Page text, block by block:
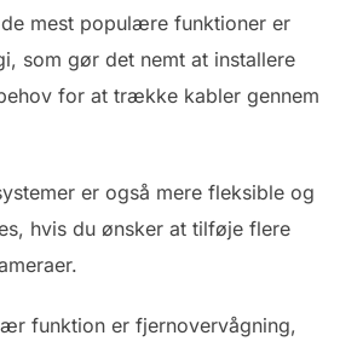
mest populære funktioner er
som gør det nemt at installere
for at trække kabler gennem
er også mere fleksible og
hvis du ønsker at tilføje flere
funktion er fjernovervågning,